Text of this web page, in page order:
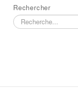
Rechercher